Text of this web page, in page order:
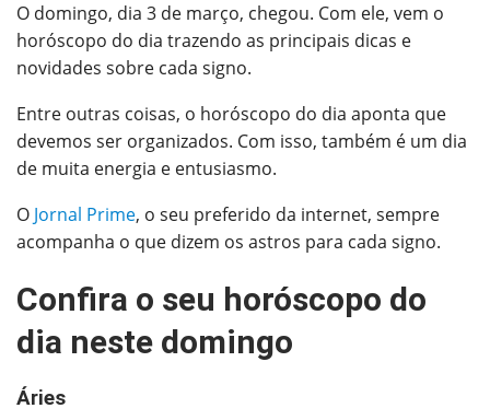
ReddIt WhatsApp Pinterest
O email
O domingo, dia 3 de março, chegou. Com ele, vem o
horóscopo do dia trazendo as principais dicas e
novidades sobre cada signo.
Entre outras coisas, o horóscopo do dia aponta que
devemos ser organizados. Com isso, também é um dia
de muita energia e entusiasmo.
O Jornal Prime, o seu preferido da internet, sempre
acompanha o que dizem os astros para cada signo.
Confira o seu horóscopo do
dia neste domingo
Áries